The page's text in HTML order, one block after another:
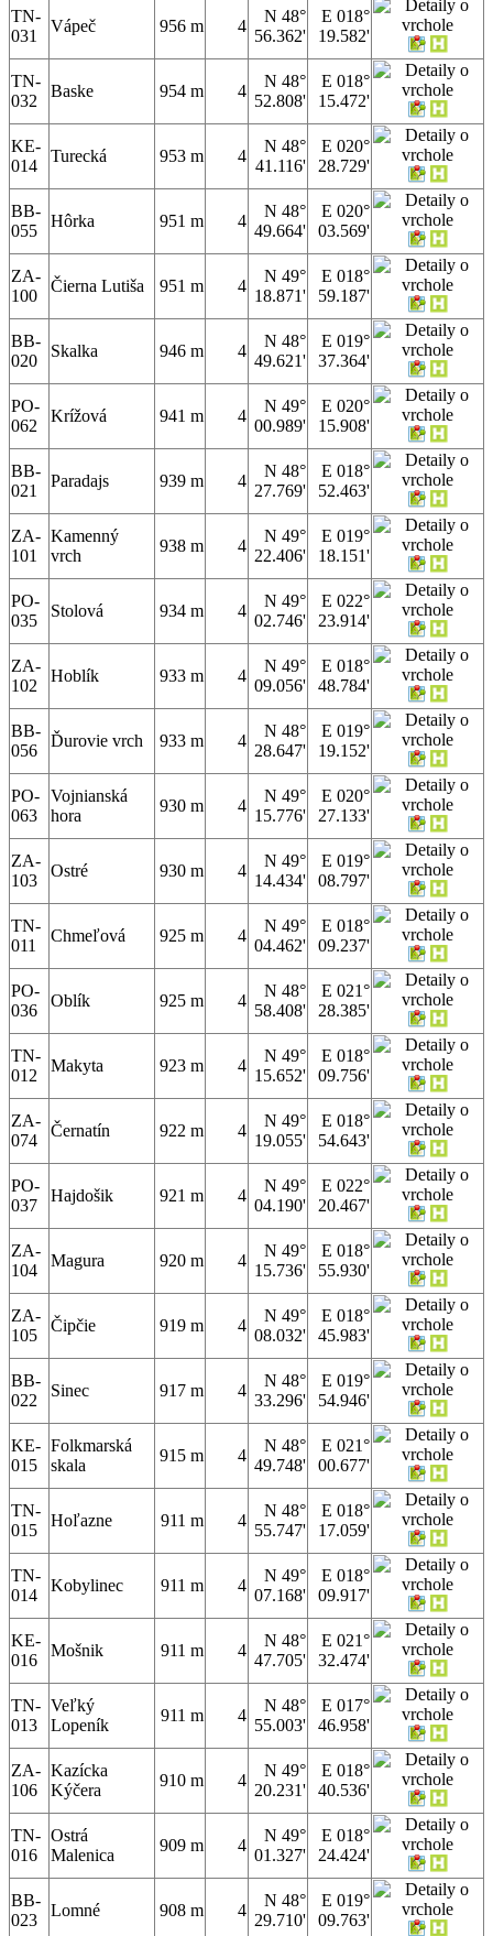
TN-
031
Vápeč 956 m 4
N 48°
56.362'
E 018°
19.582'
TN-
032
Baske 954 m 4
N 48°
52.808'
E 018°
15.472'
KE-
014
Turecká 953 m 4
N 48°
41.116'
E 020°
28.729'
BB-
055
Hôrka 951 m 4
N 48°
49.664'
E 020°
03.569'
ZA-
100
Čierna Lutiša 951 m 4
N 49°
18.871'
E 018°
59.187'
BB-
020
Skalka 946 m 4
N 48°
49.621'
E 019°
37.364'
PO-
062
Krížová 941 m 4
N 49°
00.989'
E 020°
15.908'
BB-
021
Paradajs 939 m 4
N 48°
27.769'
E 018°
52.463'
ZA-
101
Kamenný
vrch
938 m 4
N 49°
22.406'
E 019°
18.151'
PO-
035
Stolová 934 m 4
N 49°
02.746'
E 022°
23.914'
ZA-
102
Hoblík 933 m 4
N 49°
09.056'
E 018°
48.784'
BB-
056
Ďurovie vrch 933 m 4
N 48°
28.647'
E 019°
19.152'
PO-
063
Vojnianská
hora
930 m 4
N 49°
15.776'
E 020°
27.133'
ZA-
103
Ostré 930 m 4
N 49°
14.434'
E 019°
08.797'
TN-
011
Chmeľová 925 m 4
N 49°
04.462'
E 018°
09.237'
PO-
036
Oblík 925 m 4
N 48°
58.408'
E 021°
28.385'
TN-
012
Makyta 923 m 4
N 49°
15.652'
E 018°
09.756'
ZA-
074
Černatín 922 m 4
N 49°
19.055'
E 018°
54.643'
PO-
037
Hajdošik 921 m 4
N 49°
04.190'
E 022°
20.467'
ZA-
104
Magura 920 m 4
N 49°
15.736'
E 018°
55.930'
ZA-
105
Čipčie 919 m 4
N 49°
08.032'
E 018°
45.983'
BB-
022
Sinec 917 m 4
N 48°
33.296'
E 019°
54.946'
KE-
015
Folkmarská
skala
915 m 4
N 48°
49.748'
E 021°
00.677'
TN-
015
Hoľazne 911 m 4
N 48°
55.747'
E 018°
17.059'
TN-
014
Kobylinec 911 m 4
N 49°
07.168'
E 018°
09.917'
KE-
016
Mošnik 911 m 4
N 48°
47.705'
E 021°
32.474'
TN-
013
Veľký
Lopeník
911 m 4
N 48°
55.003'
E 017°
46.958'
ZA-
106
Kazícka
Kýčera
910 m 4
N 49°
20.231'
E 018°
40.536'
TN-
016
Ostrá
Malenica
909 m 4
N 49°
01.327'
E 018°
24.424'
BB-
023
Lomné 908 m 4
N 48°
29.710'
E 019°
09.763'